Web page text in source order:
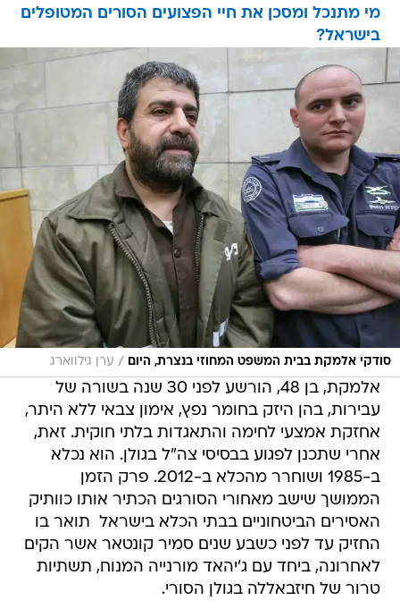
מי מתנכל ומסכן את חיי הפצועים הסורים המטופלים
בישראל?
סודקי אלמקת בבית המשפט המחוזי בנצרת, היום / ערן גילווארג
אלמקת, בן 48, הורשע לפני 30 שנה בשורה של
עבירות, בהן היזק בחומר נפץ, אימון צבאי ללא היתר,
אחזקת אמצעי לחימה והתאגדות בלתי חוקית. זאת,
אחרי שתכנן לפגוע בבסיסי צה"ל בגולן. הוא נכלא
ב-1985 ושוחרר מהכלא ב-2012. פרק הזמן
הממושך שישב מאחורי הסורגים הכתיר אותו כוותיק
האסירים הביטחוניים בבתי הכלא בישראל  תואר בו
החזיק עד לפני כשבע שנים סמיר קונטאר אשר הקים
לאחרונה, ביחד עם ג'יהאד מורנייה המנוח, תשתיות
טרור של חיזבאללה בגולן הסורי.